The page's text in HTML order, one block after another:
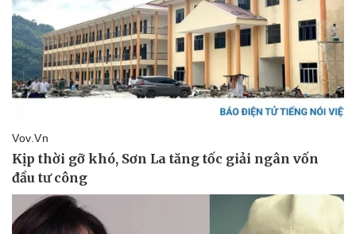
Thể thao
Bóng đá
Lịch thi đấu bóng đá
Thế giới thể thao
Ô tô